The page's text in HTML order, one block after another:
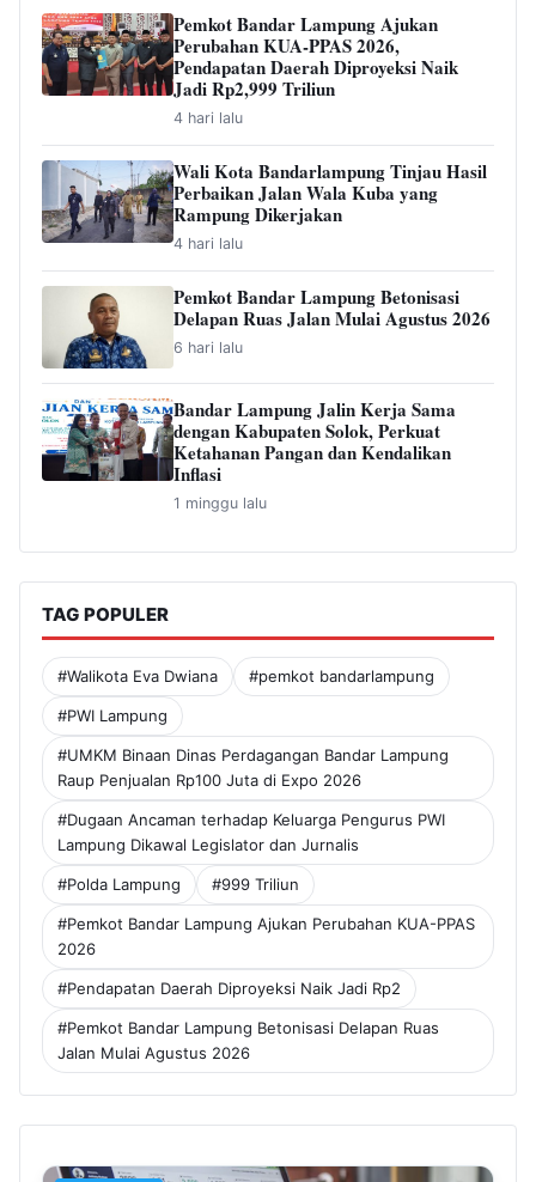
Pemkot Bandar Lampung Ajukan
Perubahan KUA-PPAS 2026,
Pendapatan Daerah Diproyeksi Naik
Jadi Rp2,999 Triliun
4 hari lalu
Wali Kota Bandarlampung Tinjau Hasil
Perbaikan Jalan Wala Kuba yang
Rampung Dikerjakan
4 hari lalu
Pemkot Bandar Lampung Betonisasi
Delapan Ruas Jalan Mulai Agustus 2026
6 hari lalu
Bandar Lampung Jalin Kerja Sama
dengan Kabupaten Solok, Perkuat
Ketahanan Pangan dan Kendalikan
Inflasi
1 minggu lalu
TAG POPULER
#Walikota Eva Dwiana #pemkot bandarlampung
#PWI Lampung
#UMKM Binaan Dinas Perdagangan Bandar Lampung
Raup Penjualan Rp100 Juta di Expo 2026
#Dugaan Ancaman terhadap Keluarga Pengurus PWI
Lampung Dikawal Legislator dan Jurnalis
#Polda Lampung #999 Triliun
#Pemkot Bandar Lampung Ajukan Perubahan KUA-PPAS
2026
#Pendapatan Daerah Diproyeksi Naik Jadi Rp2
#Pemkot Bandar Lampung Betonisasi Delapan Ruas
Jalan Mulai Agustus 2026